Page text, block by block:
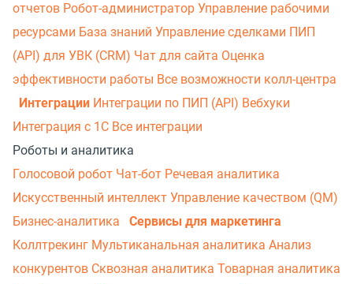
отчетов Робот-администратор Управление рабочими
ресурсами База знаний Управление сделками ПИП
(API) для УВК (CRM) Чат для сайта Оценка
эффективности работы Все возможности колл-центра
Интеграции Интеграции по ПИП (API) Вебхуки
Интеграция с 1С Все интеграции
Роботы и аналитика
Голосовой робот Чат-бот Речевая аналитика
Искусственный интеллект Управление качеством (QM)
Бизнес-аналитика
Сервисы для маркетинга
Коллтрекинг Мультиканальная аналитика Анализ
конкурентов Сквозная аналитика Товарная аналитика